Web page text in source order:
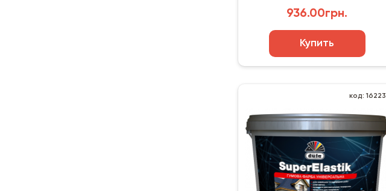
936.00грн.
Купить
код: